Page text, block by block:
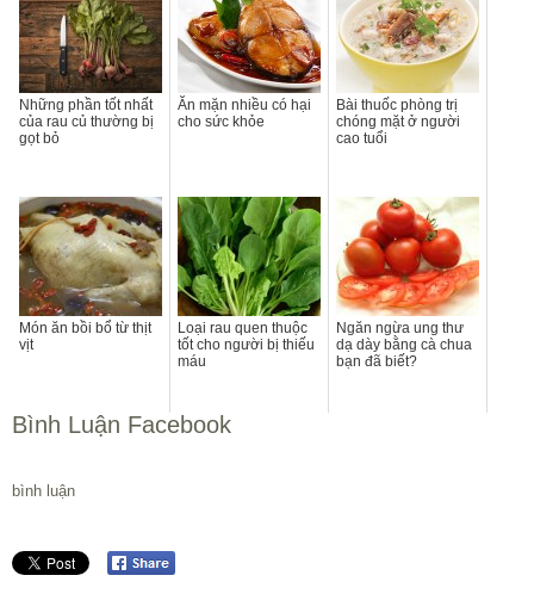
Những phần tốt nhất
của rau củ thường bị
gọt bỏ
Ăn mặn nhiều có hại
cho sức khỏe
Bài thuốc phòng trị
chóng mặt ở người
cao tuổi
Món ăn bồi bổ từ thịt
vịt
Loại rau quen thuộc
tốt cho người bị thiếu
máu
Ngăn ngừa ung thư
dạ dày bằng cà chua
bạn đã biết?
Bình Luận Facebook
bình luận